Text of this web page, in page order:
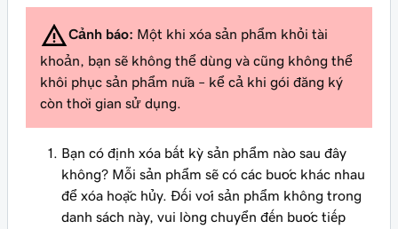
Cảnh báo: Một khi xóa sản phẩm khỏi tài
khoản, bạn sẽ không thể dùng và cũng không thể
khôi phục sản phẩm nữa – kể cả khi gói đăng ký
còn thời gian sử dụng.
Bạn có định xóa bất kỳ sản phẩm nào sau đây
không? Mỗi sản phẩm sẽ có các bước khác nhau
để xóa hoặc hủy. Đối với sản phẩm không trong
danh sách này, vui lòng chuyển đến bước tiếp